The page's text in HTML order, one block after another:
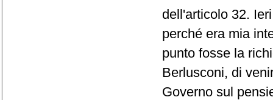
dell'articolo 32.
perché era mia
punto fosse la
Berlusconi, di
Governo sul